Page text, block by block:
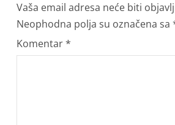
Vaša email adresa neće biti
Neophodna polja su označena sa
Komentar*